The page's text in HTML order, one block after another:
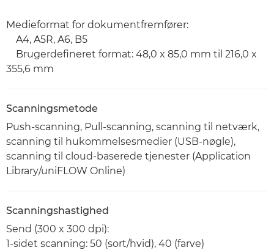
Medieformat for dokumentfremfører:
A4, A5R, A6, B5
Brugerdefineret format: 48,0 x 85,0 mm til 216,0 x
355,6 mm
Scanningsmetode
Push-scanning, Pull-scanning, scanning til netværk,
scanning til hukommelsesmedier (USB-nøgle),
scanning til cloud-baserede tjenester (Application
Library/uniFLOW Online)
Scanningshastighed
Send (300 x 300 dpi):
1-sidet scanning: 50 (sort/hvid), 40 (farve)